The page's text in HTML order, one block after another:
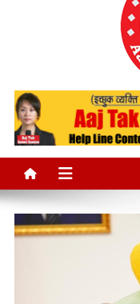
Aaj Tak